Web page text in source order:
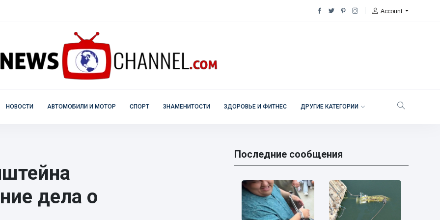
Account
НОВОСТИ АВТОМОБИЛИ И МОТОР СПОРТ ЗНАМЕНИТОСТИ ЗДОРОВЬЕ И ФИТНЕС ДРУГИЕ КАТЕГОРИИ
дела о
Последние сообщения